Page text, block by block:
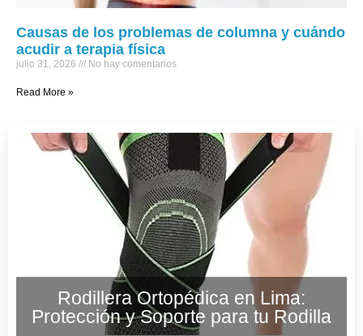
Causas de los problemas de columna y cuándo
acudir a terapia física
julio 31, 2026 No hay comentarios
Read More »
Rodillera Ortopédica en Lima:
Protección y Soporte para tu Rodilla